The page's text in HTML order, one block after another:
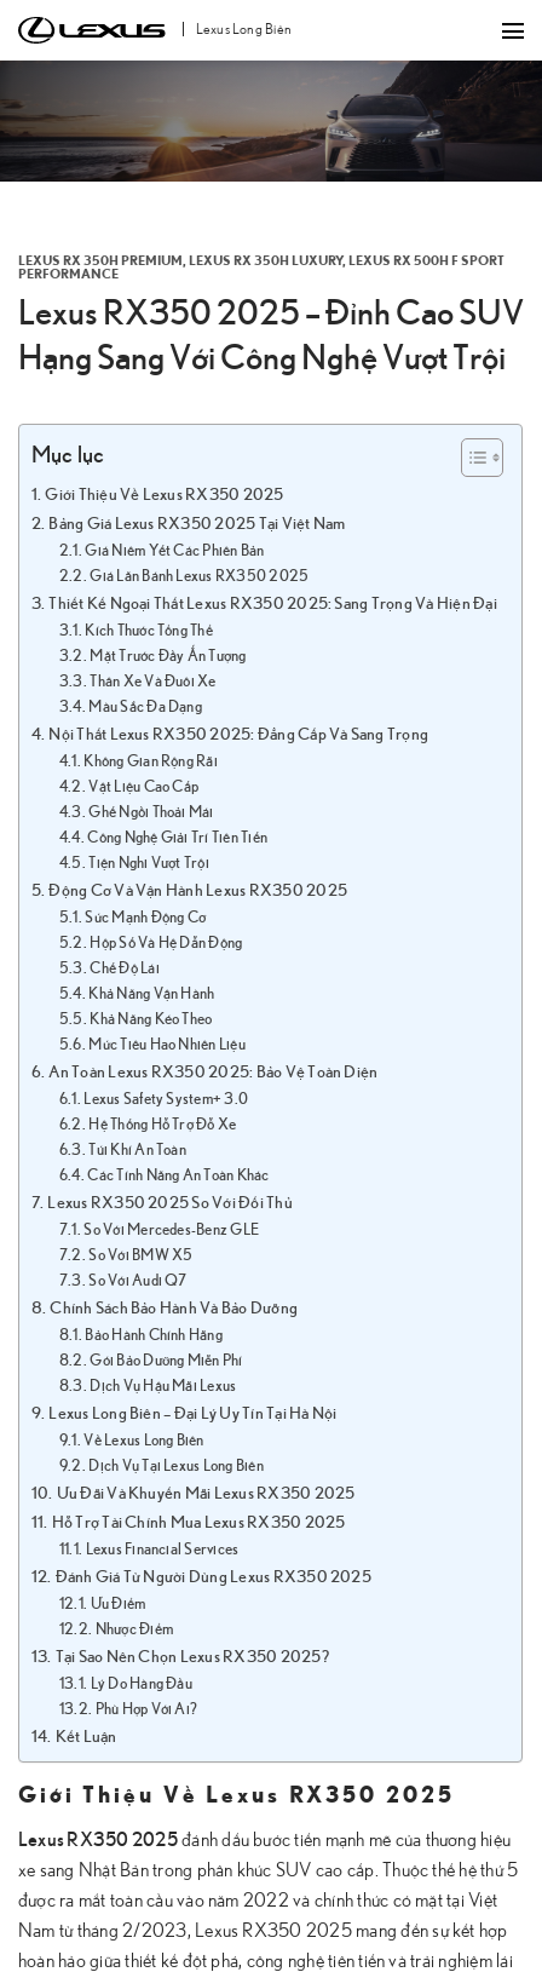
qua
dung
Lexus Long Biên
LEXUS RX 350H PREMIUM LEXUS RX 350H LUXURY,
LEXUS RX 500H F SPORT
PERFORMANCE
Lexus RX350 2025 – Đỉnh Cao SUV
Hạng Sang Với Công Nghệ Vượt Trội
Mục lục
Giới Thiệu Về Lexus RX350 2025
Bảng Giá Lexus RX350 2025 Tại Việt Nam
Giá Niêm Yết Các Phiên Bản
Giá Lăn Bánh Lexus RX350 2025
Thiết Kế Ngoại Thất Lexus RX350 2025: Sang Trọng Và Hiện Đại
Kích Thước Tổng Thể
Mặt Trước Đầy Ấn Tượng
Thân Xe Và Đuôi Xe
Màu Sắc Đa Dạng
Nội Thất Lexus RX350 2025: Đẳng Cấp Và Sang Trọng
Không Gian Rộng Rãi
Vật Liệu Cao Cấp
Ghế Ngồi Thoải Mái
Công Nghệ Giải Trí Tiên Tiến
Tiện Nghi Vượt Trội
Động Cơ Và Vận Hành Lexus RX350 2025
Sức Mạnh Động Cơ
Hộp Số Và Hệ Dẫn Động
Chế Độ Lái
Khả Năng Vận Hành
Khả Năng Kéo Theo
Mức Tiêu Hao Nhiên Liệu
An Toàn Lexus RX350 2025: Bảo Vệ Toàn Diện
Lexus Safety System+ 3.0
Hệ Thống Hỗ Trợ Đỗ Xe
Túi Khí An Toàn
Các Tính Năng An Toàn Khác
Lexus RX350 2025 So Với Đối Thủ
So Với Mercedes-Benz GLE
So Với BMW X5
So Với Audi Q7
Chính Sách Bảo Hành Và Bảo Dưỡng
Bảo Hành Chính Hãng
Gói Bảo Dưỡng Miễn Phí
Dịch Vụ Hậu Mãi Lexus
Lexus Long Biên – Đại Lý Uy Tín Tại Hà Nội
Về Lexus Long Biên
Dịch Vụ Tại Lexus Long Biên
Ưu Đãi Và Khuyến Mãi Lexus RX350 2025
Hỗ Trợ Tài Chính Mua Lexus RX350 2025
Lexus Financial Services
Đánh Giá Từ Người Dùng Lexus RX350 2025
Ưu Điểm
Nhược Điểm
Tại Sao Nên Chọn Lexus RX350 2025?
Lý Do Hàng Đầu
Phù Hợp Với Ai?
Kết Luận
Giới Thiệu Về Lexus RX350 2025
Lexus RX350 2025đánh dấu bước tiến mạnh mẽ của thương hiệu
xe sang Nhật Bản trong phân khúc SUV cao cấp. Thuộc thế hệ thứ 5
được ra mắt toàn cầu vào năm 2022 và chính thức có mặt tại Việt
Nam từ tháng 2/2023, Lexus RX350 2025 mang đến sự kết hợp
hoàn hảo giữa thiết kế đột phá, công nghệ tiên tiến và trải nghiệm lái